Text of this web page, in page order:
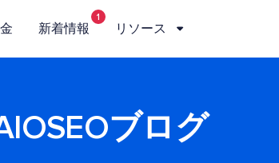
新着情報
1
リソース
ブログ